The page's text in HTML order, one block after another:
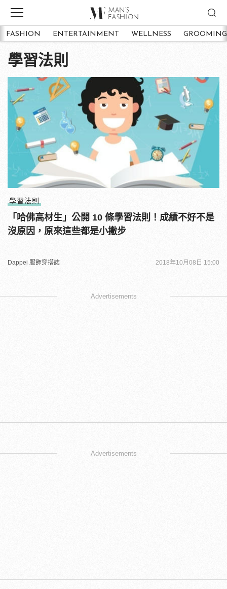
FASHION ENTERTAINMENT WELLNESS GROOMING
學習法則
學習法則
「哈佛高材生」公開 10 條學習法則！成績不好不是
沒原因，原來這些都是小撇步
Dappei 服飾穿搭誌 2018年10月08日 15:00
Advertisements
Advertisements